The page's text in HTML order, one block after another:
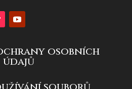
osobních
údajů